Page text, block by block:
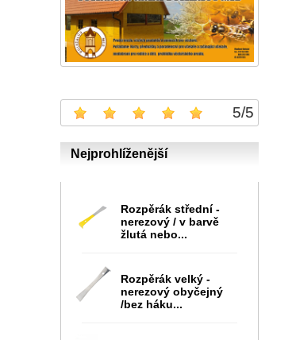
5/5
Nejprohlíženější
Rozpěrák střední -
nerezový / v barvě
žlutá nebo...
Rozpěrák velký -
nerezový obyčejný
/bez háku...